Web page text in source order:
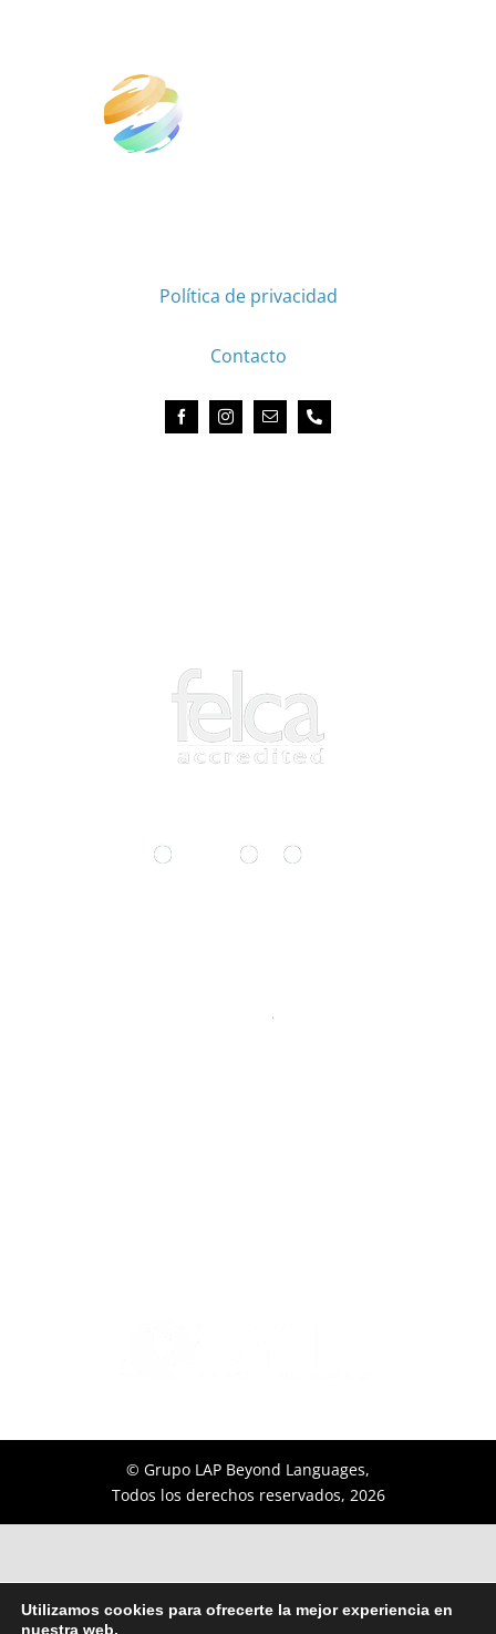
Política de privacidad
Contacto
© Grupo LAP Beyond Languages,
Todos los derechos reservados, 2026
Utilizamos cookies para ofrecerte la mejor experiencia en
nuestra web.